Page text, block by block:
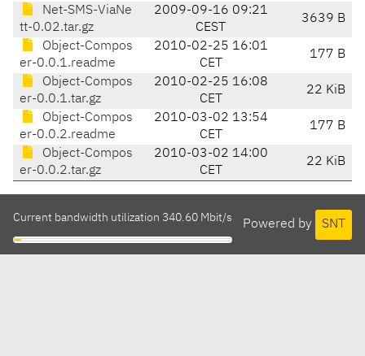
Net-SMS-ViaNe
tt-0.02.tar.gz
2009-09-16 09:21
CEST
3639 B
Object-Compos
er-0.0.1.readme
2010-02-25 16:01
CET
177 B
Object-Compos
er-0.0.1.tar.gz
2010-02-25 16:08
CET
22 KiB
Object-Compos
er-0.0.2.readme
2010-03-02 13:54
CET
177 B
Object-Compos
er-0.0.2.tar.gz
2010-03-02 14:00
CET
22 KiB
Powered by SNT
Current bandwidth utilization 340.60 Mbit/s